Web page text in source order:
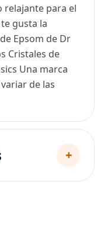
relajante para el
gusta la
Epsom de Dr
Cristales de
Una marca
de las
+